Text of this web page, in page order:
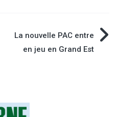
La nouvelle PAC entre
en jeu en Grand Est